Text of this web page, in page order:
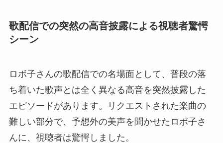
歌配信での突然の高音披露による視聴者驚愕
シーン
ロボ子さんの歌配信での名場面として、普段の落
ち着いた歌声とは全く異なる高音を突然披露した
エピソードがあります。リクエストされた楽曲の
難しい部分で、予想外の美声を聞かせたロボ子さ
んに、視聴者は驚愕しました。